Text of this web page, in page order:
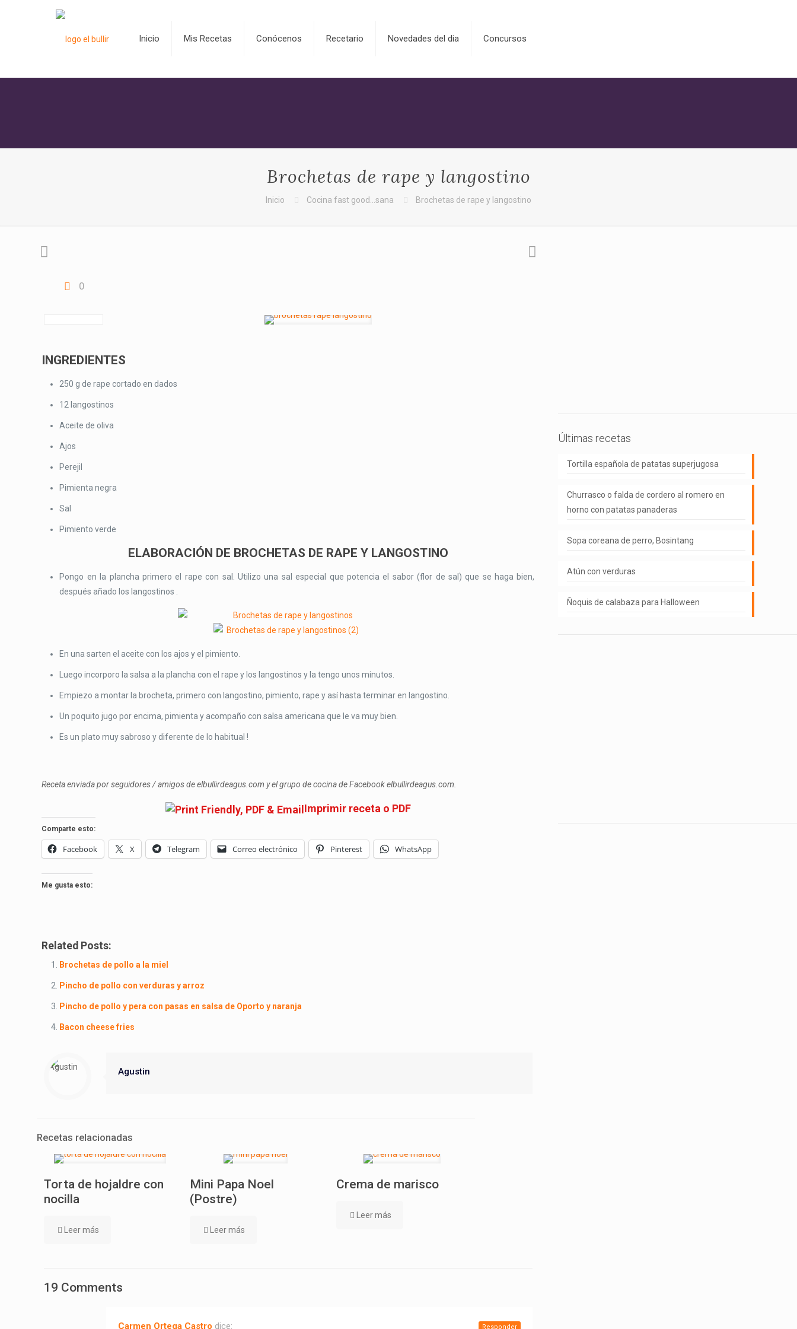
Inicio Mis Recetas Conócenos Recetario Novedades del dia Concursos
Brochetas de rape y langostino
Inicio Cocina fast good...sana Brochetas de rape y langostino
0
INGREDIENTES
250 g de rape cortado en dados
12 langostinos
Aceite de oliva
Ajos
Perejil
Pimienta negra
Sal
Pimiento verde
ELABORACIÓN DE BROCHETAS DE RAPE Y LANGOSTINO
Pongo en la plancha primero el rape con sal. Utilizo una sal especial que potencia el sabor (flor de sal) que se haga bien,
después añado los langostinos .
En una sarten el aceite con los ajos y el pimiento.
Luego incorporo la salsa a la plancha con el rape y los langostinos y la tengo unos minutos.
Empiezo a montar la brocheta, primero con langostino, pimiento, rape y así hasta terminar en langostino.
Un poquito jugo por encima, pimienta y acompaño con salsa americana que le va muy bien.
Es un plato muy sabroso y diferente de lo habitual !
Receta enviada por seguidores / amigos de elbullirdeagus.com y el grupo de cocina de Facebook elbullirdeagus.com.
Imprimir receta o PDF
Comparte esto:
Facebook X Telegram Correo electrónico Pinterest WhatsApp
Me gusta esto:
Related Posts:
Brochetas de pollo a la miel
Pincho de pollo con verduras y arroz
Pincho de pollo y pera con pasas en salsa de Oporto y naranja
Bacon cheese fries
Agustin
Recetas relacionadas
Torta de hojaldre con
nocilla
Leer más
Mini Papa Noel
(Postre)
Leer más
Crema de marisco
Leer más
19 Comments
Carmen Ortega Castro dice: Responder
Últimas recetas
Tortilla española de patatas superjugosa
Churrasco o falda de cordero al romero en
horno con patatas panaderas
Sopa coreana de perro, Bosintang
Atún con verduras
Ñoquis de calabaza para Halloween